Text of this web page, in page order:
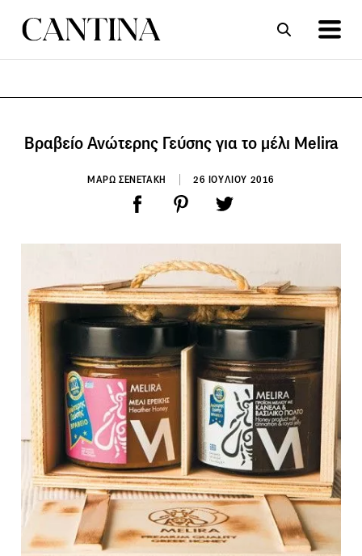
Βραβείο Ανώτερης Γεύσης για το μέλι Melira
ΜΑΡΩ ΣΕΝΕΤΑΚΗ 26 ΙΟΥΛΙΟΥ 2016